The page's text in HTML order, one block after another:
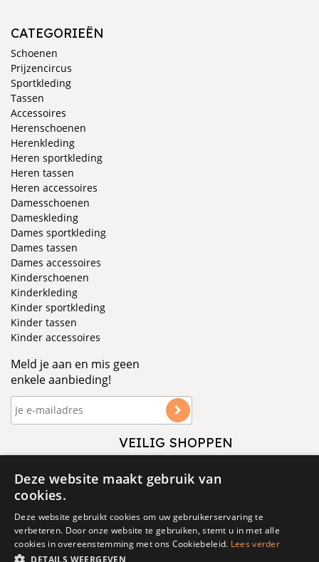
CATEGORIEËN
Schoenen
Prijzencircus
Sportkleding
Tassen
Accessoires
Herenschoenen
Herenkleding
Heren sportkleding
Heren tassen
Heren accessoires
Damesschoenen
Dameskleding
Dames sportkleding
Dames tassen
Dames accessoires
Kinderschoenen
Kinderkleding
Kinder sportkleding
Kinder tassen
Kinder accessoires
Meld je aan en mis geen
enkele aanbieding!
VEILIG SHOPPEN
Deze website maakt gebruik van
cookies.
Deze website gebruikt cookies om uw gebruikerservaring te
verbeteren. Door onze website te gebruiken, stemt u in met alle
cookies in overeenstemming met ons Cookiebeleid. Lees verder
DETAILS WEERGEVEN